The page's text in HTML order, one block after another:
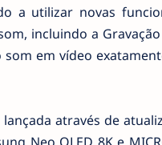
a utilizar novas
incluindo a
em vídeo
através de